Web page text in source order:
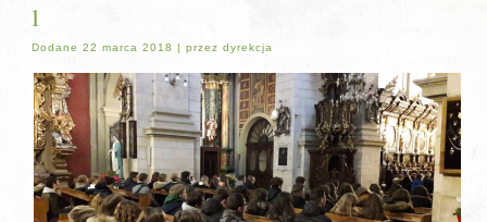
1
Dodane 22 marca 2018 |przez dyrekcja